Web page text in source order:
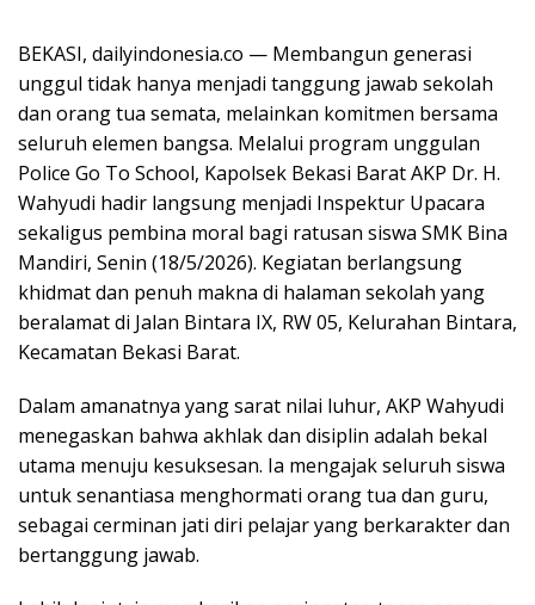
BEKASI, dailyindonesia.co — Membangun generasi
unggul tidak hanya menjadi tanggung jawab sekolah
dan orang tua semata, melainkan komitmen bersama
seluruh elemen bangsa. Melalui program unggulan
Police Go To School, Kapolsek Bekasi Barat AKP Dr. H.
Wahyudi hadir langsung menjadi Inspektur Upacara
sekaligus pembina moral bagi ratusan siswa SMK Bina
Mandiri, Senin (18/5/2026). Kegiatan berlangsung
khidmat dan penuh makna di halaman sekolah yang
beralamat di Jalan Bintara IX, RW 05, Kelurahan Bintara,
Kecamatan Bekasi Barat.
Dalam amanatnya yang sarat nilai luhur, AKP Wahyudi
menegaskan bahwa akhlak dan disiplin adalah bekal
utama menuju kesuksesan. Ia mengajak seluruh siswa
untuk senantiasa menghormati orang tua dan guru,
sebagai cerminan jati diri pelajar yang berkarakter dan
bertanggung jawab.